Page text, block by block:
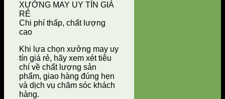
XƯỞNG MAY UY TÍN GIÁ
RẺ
Chi phí thấp, chất lượng
cao
Khi lựa chọn xưởng may uy
tín giá rẻ, hãy xem xét tiêu
chí về chất lượng sản
phẩm, giao hàng đúng hẹn
và dịch vụ chăm sóc khách
hàng.